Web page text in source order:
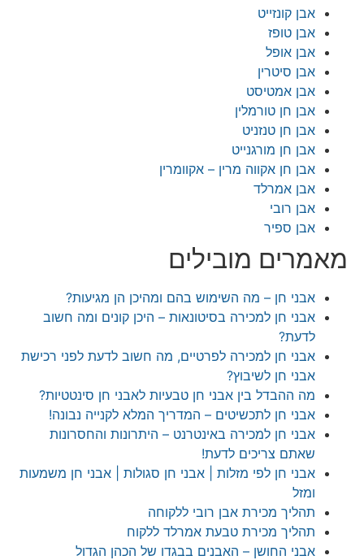
קונזייט
טופז
אופל
סיטרין
אמטיסט
חן טורמלין
חן טנזניט
חן מורגנייט
חן אקווה מרין – אקוומרין
אמרלד
רובי
ספיר
מובילים
חן – מה השימוש בהם ומהיכן הן מגיעות?
חן למכירה בסיטונאות – היכן קונים ומה חשוב
חן למכירה לפרטיים, מה חשוב לדעת לפני רכישת
חן לשיבוץ?
ההבדל בין אבני חן טבעיות לאבני חן סינטטיות?
חן לתכשיטים – המדריך המלא לקנייה נבונה!
חן למכירה באינטרנט – היתרונות והחסרונות
צריכים לדעת!
חן לפי מזלות | אבני חן סגולות | אבני חן משמעות
מכירת אבן רובי ללקוחה
מכירת טבעת אמרלד ללקוח
החושן – האבנים בבגדו של הכהן הגדול